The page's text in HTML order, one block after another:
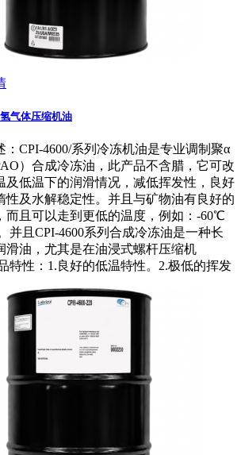
气体压缩机油
：CPI-4600/系列冷冻机油是专业调制聚α
）合成冷冻油，此产品不含腊，它可改
及低温下的润滑情况，减低挥发性，良好
性及水解稳定性。并且与矿物油有良好的
而且可以走到更低的温度，例如：-60℃
并且CPI-4600系列合成冷冻油是一种长
滑油，尤其是在油浸式螺杆压缩机
特性：1.良好的低温特性。2.极低的挥发